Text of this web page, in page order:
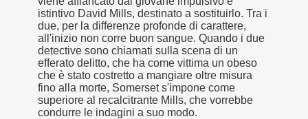
istintivo David Mills, destinato a sostituirlo. Tra i
due, per la differenze profonde di carattere,
all'inizio non corre buon sangue. Quando i due
detective sono chiamati sulla scena di un
efferato delitto, che ha come vittima un obeso
che è stato costretto a mangiare oltre misura
fino alla morte, Somerset s'impone come
superiore al recalcitrante Mills, che vorrebbe
condurre le indagini a suo modo.
e suspense a cui fa da sfondo il retroscena della
Se Ti Piacciono nel mese di Settembre 2013.